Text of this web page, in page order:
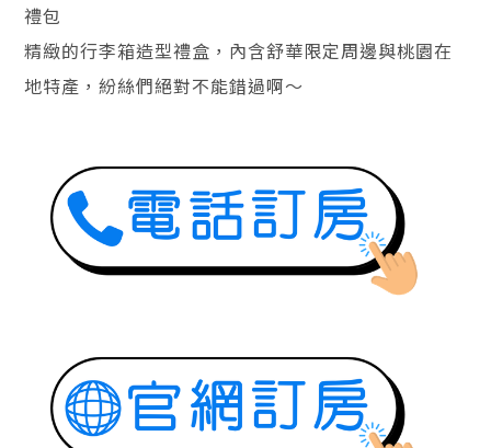
禮包
精緻的行李箱造型禮盒，內含舒華限定周邊與桃園在
地特產，紛絲們絕對不能錯過啊～